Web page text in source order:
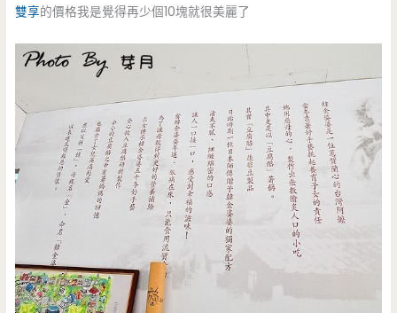
雙享的價格我是覺得再少個10塊就很美麗了